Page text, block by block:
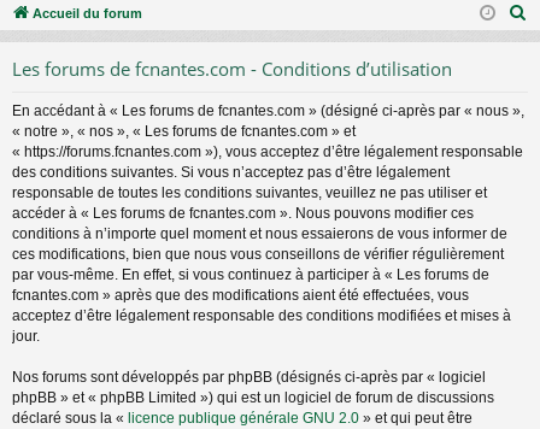
co u ne cri
Accueil du forum
Les forums de fcnantes.com - Conditions d’utilisation
En accédant à « Les forums de fcnantes.com » (désigné ci-après par « nous »,
« notre », « nos », « Les forums de fcnantes.com » et
« https://forums.fcnantes.com »), vous acceptez d’être légalement responsable
des conditions suivantes. Si vous n’acceptez pas d’être légalement
responsable de toutes les conditions suivantes, veuillez ne pas utiliser et
accéder à « Les forums de fcnantes.com ». Nous pouvons modifier ces
conditions à n’importe quel moment et nous essaierons de vous informer de
ces modifications, bien que nous vous conseillons de vérifier régulièrement
par vous-même. En effet, si vous continuez à participer à « Les forums de
fcnantes.com » après que des modifications aient été effectuées, vous
acceptez d’être légalement responsable des conditions modifiées et mises à
jour.
Nos forums sont développés par phpBB (désignés ci-après par « logiciel
phpBB » et « phpBB Limited ») qui est un logiciel de forum de discussions
déclaré sous la « licence publique générale GNU 2.0 » et qui peut être